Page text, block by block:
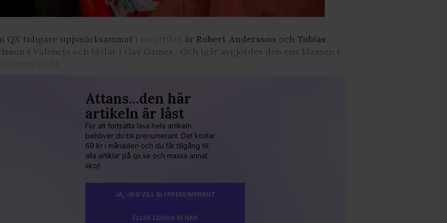
QX tidigare uppmärksammat i en artikel är Robert Andersson och Tobias
i Valencia och tävlar i Gay Games. Och igår avgjordes den ena klassen i
Attans…den här
artikeln är låst
För att fortsätta läsa hela artikeln
behöver du bli prenumerant. Det kostar
69 kr i månaden och du får tillgång till
alla artiklar på qx.se och massa annat
skoj!
JA, JAG VILL BLI PRENUMERANT
ELLER LOGGA IN HÄR